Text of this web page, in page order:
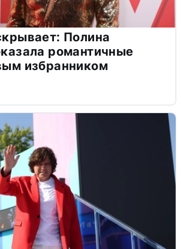
Полина
романтичные
избранником